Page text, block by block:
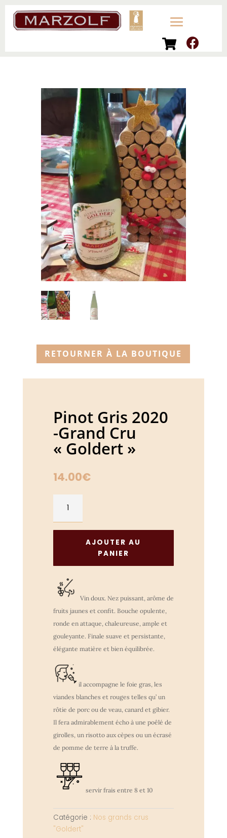
RETOURNER À LA BOUTIQUE
Pinot Gris 2020
-Grand Cru
« Goldert »
14.00€
Pinot
Cru
"Goldert"
AJOUTER AU
PANIER
Vin doux. Nez puissant, arôme de
fruits jaunes et confit. Bouche opulente,
ronde en attaque, chaleureuse, ample et
gouleyante. Finale suave et persistante,
élégante matière et bien équilibrée.
il accompagne le foie gras, les
viandes blanches et rouges telles qu’ un
rôtie de porc ou de veau, canard et gibier.
Il fera admirablement écho à une poêlé de
girolles, un risotto aux cèpes ou un écrasé
de pomme de terre à la truffe.
servir frais entre 8 et 10
Catégorie : Nos grands crus
"Goldert"